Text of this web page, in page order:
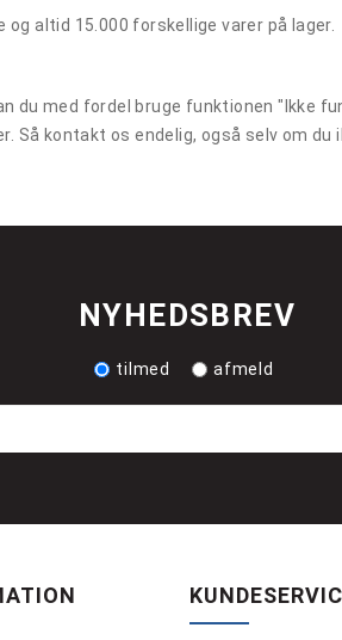
altid 15.000 forskellige varer på lager.
du med fordel bruge funktionen "Ikke
kontakt os endelig, også selv om du
NYHEDSBREV
tilmed afmeld